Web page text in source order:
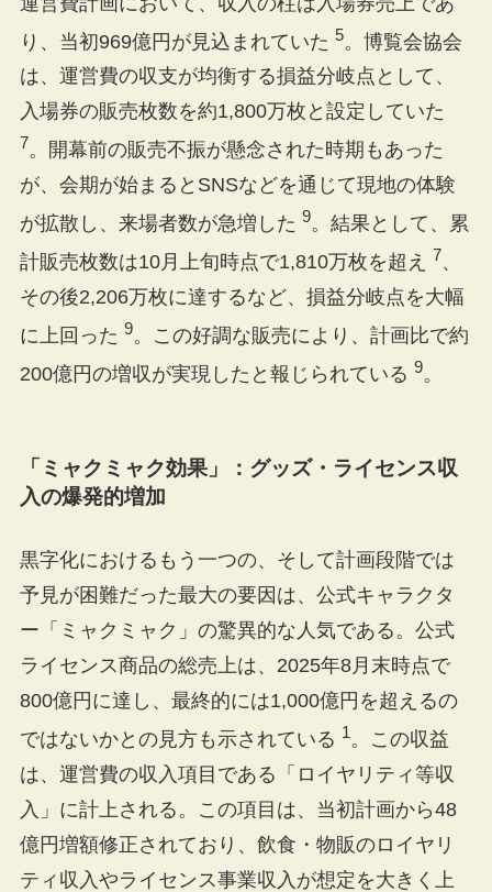
り、当初969億円が見込まれていた 5。博覧会協会
は、運営費の収支が均衡する損益分岐点として、
入場券の販売枚数を約1,800万枚と設定していた
7。開幕前の販売不振が懸念された時期もあった
が、会期が始まるとSNSなどを通じて現地の体験
が拡散し、来場者数が急増した 9。結果として、累
計販売枚数は10月上旬時点で1,810万枚を超え 7、
その後2,206万枚に達するなど、損益分岐点を大幅
に上回った 9。この好調な販売により、計画比で約
200億円の増収が実現したと報じられている 9。
「ミャクミャク効果」：グッズ・ライセンス収
入の爆発的増加
黒字化におけるもう一つの、そして計画段階では
予見が困難だった最大の要因は、公式キャラクタ
ー「ミャクミャク」の驚異的な人気である。公式
ライセンス商品の総売上は、2025年8月末時点で
800億円に達し、最終的には1,000億円を超えるの
ではないかとの見方も示されている 1。この収益
は、運営費の収入項目である「ロイヤリティ等収
入」に計上される。この項目は、当初計画から48
億円増額修正されており、飲食・物販のロイヤリ
ティ収入やライセンス事業収入が想定を大きく上